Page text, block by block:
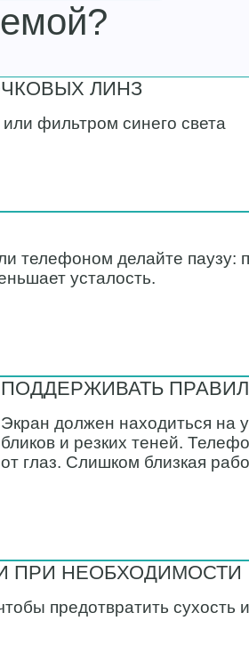
ЛИНЗ
фильтром синего света
телефоном делайте паузу:
усталость.
ПОДДЕРЖИВАТЬ
Экран должен находиться на
бликов и резких теней.
от глаз. Слишком близкая
ПРИ НЕОБХОДИМОСТИ
предотвратить